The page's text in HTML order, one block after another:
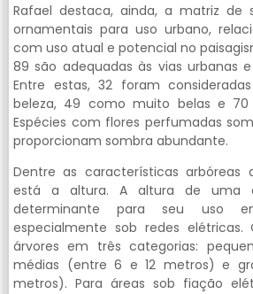
Rafael destaca, ainda, a matriz de
ornamentais para uso urbano,
com uso atual e potencial no
89 são adequadas às vias urbanas
Entre estas, 32 foram
beleza, 49 como muito belas e 70
Espécies com flores perfumadas
proporcionam sombra abundante.
Dentre as características arbóreas
está a altura. A altura de uma
determinante para seu uso
especialmente sob redes
árvores em três categorias:
médias (entre 6 e 12 metros) e
metros). Para áreas sob fiação